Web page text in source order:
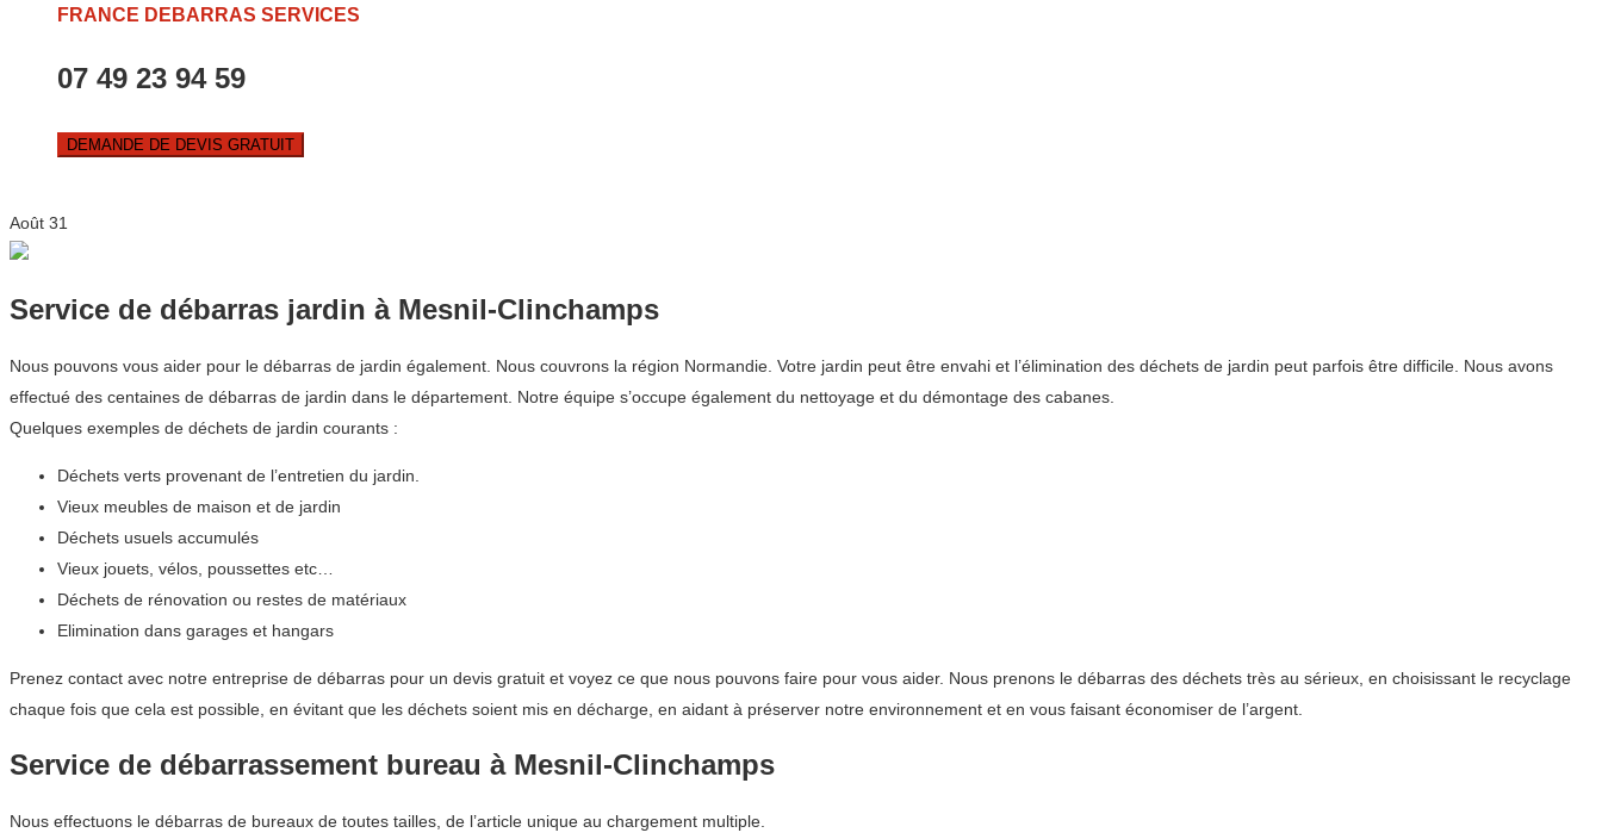
FRANCE DEBARRAS SERVICES
07 49 23 94 59
DEMANDE DE DEVIS GRATUIT
Août 31
Service de débarras jardin à Mesnil-Clinchamps
Nous pouvons vous aider pour le débarras de jardin également. Nous couvrons la région Normandie. Votre jardin peut être envahi et l’élimination des déchets de jardin peut parfois être difficile. Nous avons
effectué des centaines de débarras de jardin dans le département. Notre équipe s’occupe également du nettoyage et du démontage des cabanes.
Quelques exemples de déchets de jardin courants :
Déchets verts provenant de l’entretien du jardin.
Vieux meubles de maison et de jardin
Déchets usuels accumulés
Vieux jouets, vélos, poussettes etc…
Déchets de rénovation ou restes de matériaux
Elimination dans garages et hangars
Prenez contact avec notre entreprise de débarras pour un devis gratuit et voyez ce que nous pouvons faire pour vous aider. Nous prenons le débarras des déchets très au sérieux, en choisissant le recyclage
chaque fois que cela est possible, en évitant que les déchets soient mis en décharge, en aidant à préserver notre environnement et en vous faisant économiser de l’argent.
Service de débarrassement bureau à Mesnil-Clinchamps
Nous effectuons le débarras de bureaux de toutes tailles, de l’article unique au chargement multiple.